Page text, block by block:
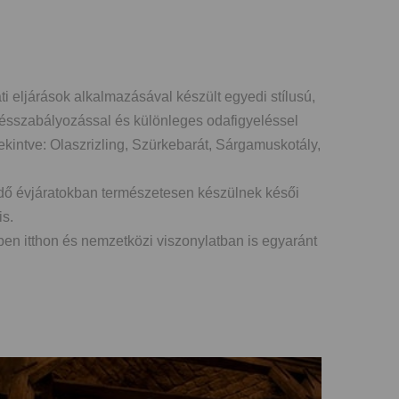
eljárások alkalmazásával készült egyedi stílusú,
és különleges odafigyeléssel
Olaszrizling, Szürkebarát, Sárgamuskotály,
évjáratokban természetesen készülnek késői
itthon és nemzetközi viszonylatban is egyaránt